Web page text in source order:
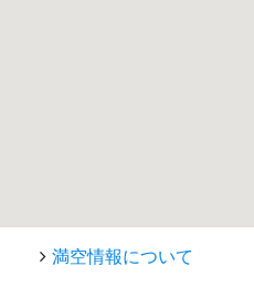
満空情報について